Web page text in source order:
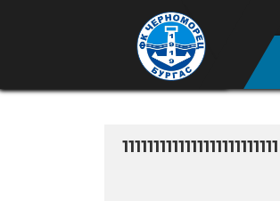
1111111111111111111111111